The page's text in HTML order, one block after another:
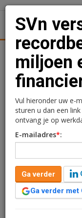
Nieuws Uitgelicht
SVn
miljoen
Redactie
28
2 maanden geleden
Stimuleringsfonds
SVn
miljoen
Vul hieronder uw e-
sturen u dan een
ontvang je op
E-mailadres*:
Ga verder
Ga verder met